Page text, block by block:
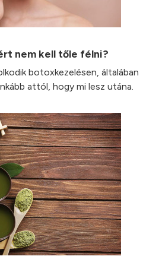
nem kell tőle félni?
botoxkezelésen, általában
attól, hogy mi lesz utána.